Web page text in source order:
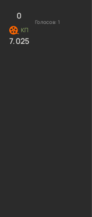
0
Голосов: 1
7.025